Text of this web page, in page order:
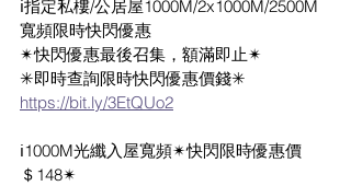
ℹ指定私樓/公居屋1000M/2x1000M/2500M
寬頻限時快閃優惠
✴快閃優惠最後召集，額滿即止✴
✳即時查詢限時快閃優惠價錢✳
https://bit.ly/3EtQUo2
ℹ1000M光纖入屋寬頻✴快閃限時優惠價
＄148✴